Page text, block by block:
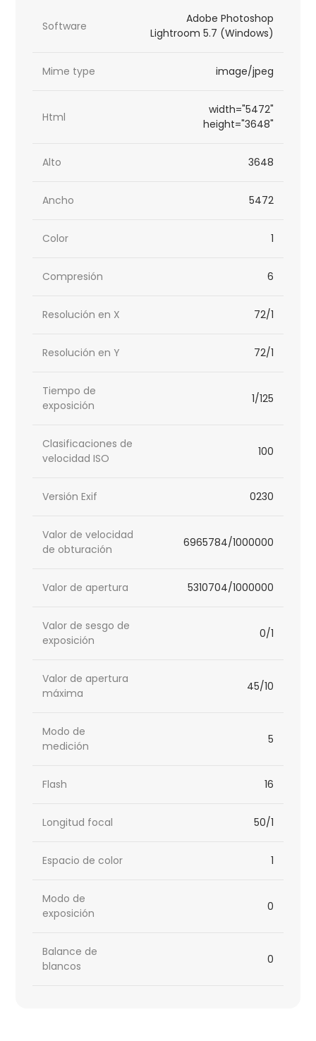
Software
Adobe Photoshop
Lightroom 5.7 (Windows)
Mime type image/jpeg
Html
width="5472"
height="3648"
Alto 3648
Ancho 5472
Color 1
Compresión 6
Resolución en X 72/1
Resolución en Y 72/1
Tiempo de
exposición
1/125
Clasificaciones de
velocidad ISO
100
Versión Exif 0230
Valor de velocidad
de obturación
6965784/1000000
Valor de apertura 5310704/1000000
Valor de sesgo de
exposición
0/1
Valor de apertura
máxima
45/10
Modo de
medición
5
Flash 16
Longitud focal 50/1
Espacio de color 1
Modo de
exposición
0
Balance de
blancos
0